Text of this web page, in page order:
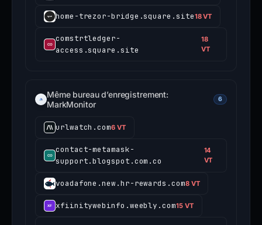
home-trezor-bridge.square.site18 VT
comstrtledger-
access.square.site
18
VT
Même bureau d’enregistrement:
MarkMonitor
6
urlwatch.com6 VT
contact-metamask-
support.blogspot.com.co
14
VT
voadafone.new.hr-rewards.com8 VT
xfiinitywebinfo.weebly.com15 VT